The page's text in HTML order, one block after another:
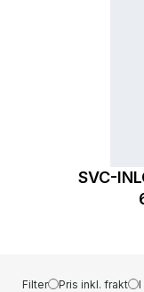
SVC-
Filter Pris inkl. frakt I